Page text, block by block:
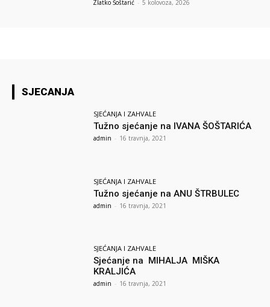
Zlatko Šoštarić - 5 kolovoza, 2026
SJECANJA
SJEĆANJA I ZAHVALE
Tužno sjećanje na IVANA ŠOŠTARIĆA
admin - 16 travnja, 2021
SJEĆANJA I ZAHVALE
Tužno sjećanje na ANU ŠTRBULEC
admin - 16 travnja, 2021
SJEĆANJA I ZAHVALE
Sjećanje na MIHALJA MIŠKA
KRALJIĆA
admin - 16 travnja, 2021